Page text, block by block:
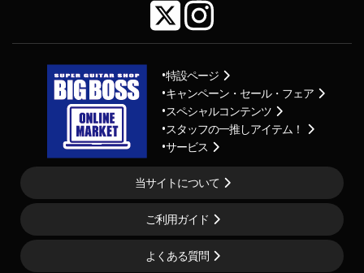
特設ページ
キャンペーン・セール・フェア
スペシャルコンテンツ
スタッフの一推しアイテム！
サービス
当サイトについて
ご利用ガイド
よくある質問